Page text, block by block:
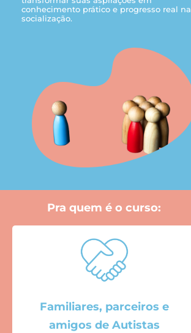
conhecimento prático e progresso real na
socialização.
Pra quem é o curso:
Familiares, parceiros e
amigos de Autistas